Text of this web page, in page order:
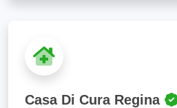
Casa Di Cura Regina